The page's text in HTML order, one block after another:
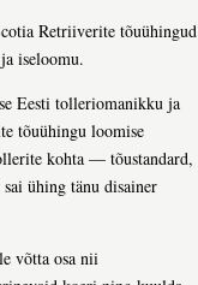
Retriiverite tõuühingud
iseloomu.
Eesti tolleriomanikku ja
tõuühingu loomise
kohta — tõustandard,
ühing tänu disainer
võtta osa nii